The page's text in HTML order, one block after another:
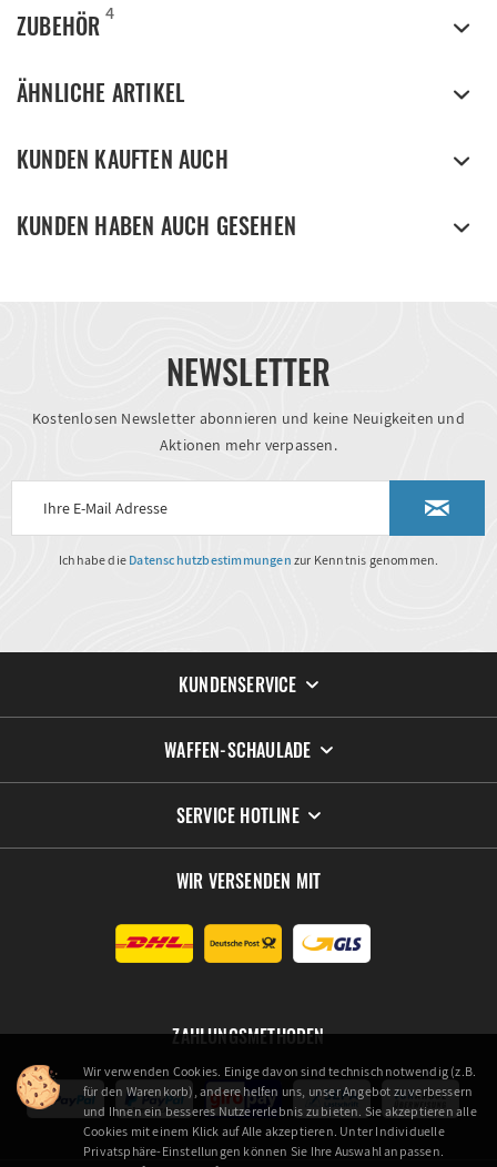
ZUBEHÖR 4
ÄHNLICHE ARTIKEL
KUNDEN KAUFTEN AUCH
KUNDEN HABEN AUCH GESEHEN
NEWSLETTER
Kostenlosen Newsletter abonnieren und keine Neuigkeiten und
Aktionen mehr verpassen.
Ich habe die Datenschutzbestimmungen zur Kenntnis genommen.
KUNDENSERVICE
WAFFEN-SCHAULADE
SERVICE HOTLINE
WIR VERSENDEN MIT
ZAHLUNGSMETHODEN
Wir verwenden Cookies. Einige davon sind technisch notwendig (z.B.
für den Warenkorb), andere helfen uns, unser Angebot zu verbessern
und Ihnen ein besseres Nutzererlebnis zu bieten. Sie akzeptieren alle
Cookies mit einem Klick auf Alle akzeptieren. Unter Individuelle
Privatsphäre-Einstellungen können Sie Ihre Auswahl anpassen.